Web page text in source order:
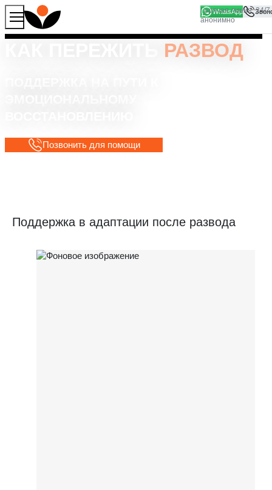
WhatsApp
РАЗВОД
Позвонить для помощи
Поддержка в адаптации после развода
Продолжая работу с сайтом, вы соглашаетесь на то, что
мы используем файлы
Хорошо